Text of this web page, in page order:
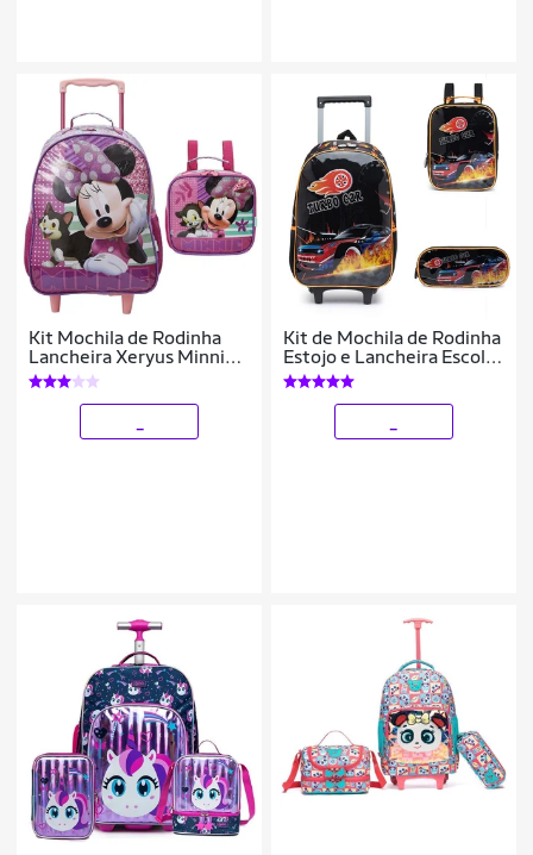
Kit Mochila de Rodinha
Lancheira Xeryus Minnie
R2 Rosa
Kit de Mochila de Rodinha
Estojo e Lancheira Escolar
Infantil